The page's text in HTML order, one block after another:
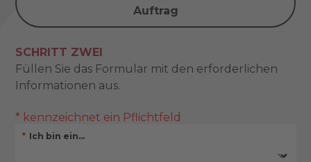
Auftrag
SCHRITT ZWEI
Füllen Sie das Formular mit den erforderlichen
Informationen aus.